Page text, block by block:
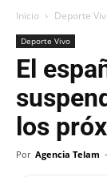
Inicio Deporte
Deporte Vivo
El
los
Por Agencia Telam -